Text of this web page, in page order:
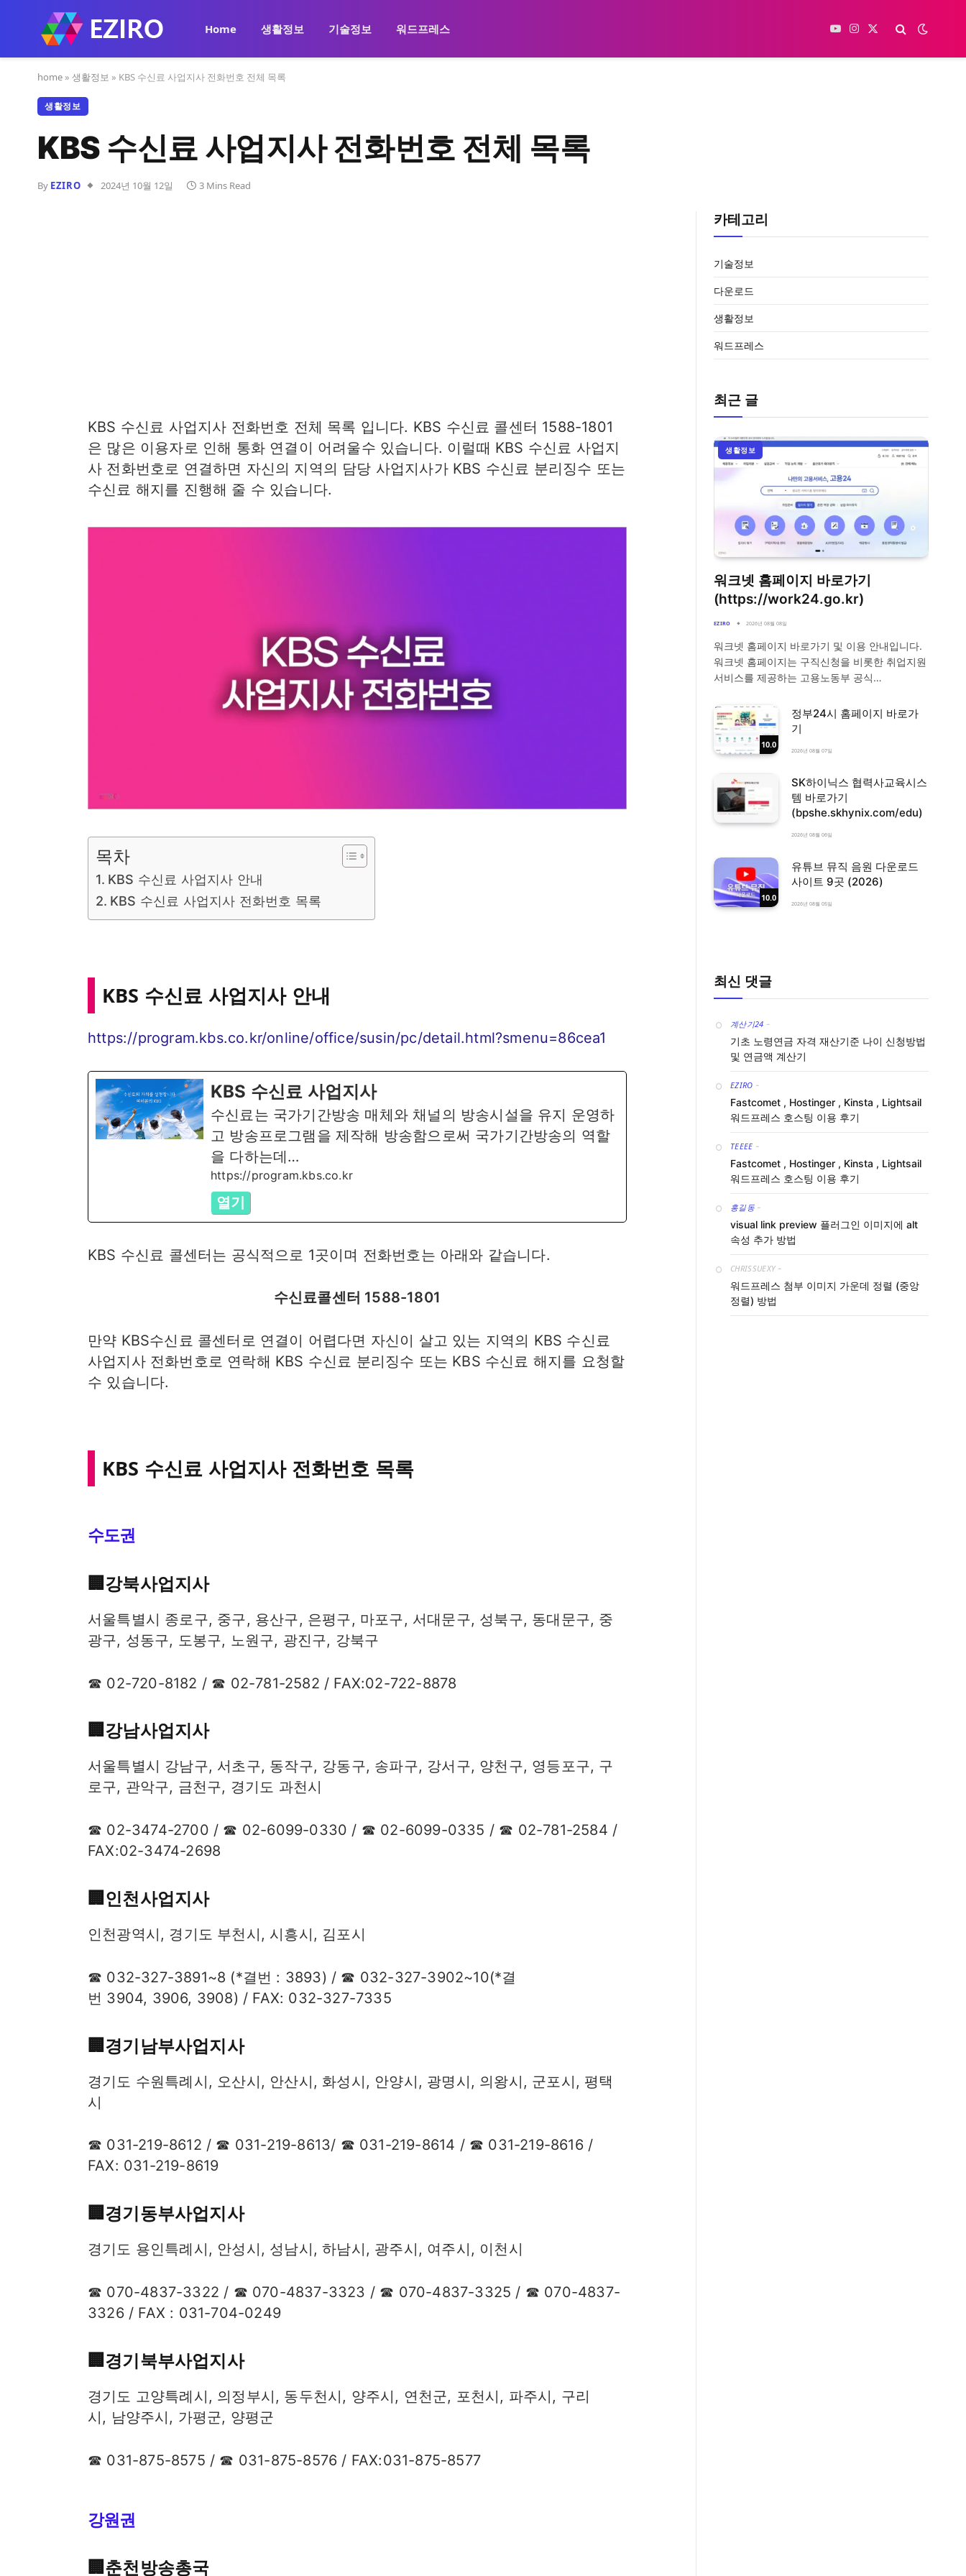
Home 생활정보 기술정보 워드프레스 YouTubeInstagram
X
home » 생활정보 » KBS 수신료 사업지사 전화번호 전체 목록
생활정보
KBS 수신료 사업지사 전화번호 전체 목록
By EZIRO 2024년 10월 12일 3 Mins Read
KBS 수신료 사업지사 전화번호 전체 목록 입니다. KBS 수신료 콜센터 1588-1801
은 많은 이용자로 인해 통화 연결이 어려울수 있습니다. 이럴때 KBS 수신료 사업지
사 전화번호로 연결하면 자신의 지역의 담당 사업지사가 KBS 수신료 분리징수 또는
수신료 해지를 진행해 줄 수 있습니다.
목차
KBS 수신료 사업지사 안내
KBS 수신료 사업지사 전화번호 목록
KBS 수신료 사업지사 안내
https://program.kbs.co.kr/online/office/susin/pc/detail.html?smenu=86cea1
KBS 수신료 사업지사
수신료는 국가기간방송 매체와 채널의 방송시설을 유지 운영하
고 방송프로그램을 제작해 방송함으로써 국가기간방송의 역할
을 다하는데…
https://program.kbs.co.kr
열기
KBS 수신료 콜센터는 공식적으로 1곳이며 전화번호는 아래와 같습니다.
수신료콜센터 1588-1801
만약 KBS수신료 콜센터로 연결이 어렵다면 자신이 살고 있는 지역의 KBS 수신료
사업지사 전화번호로 연락해 KBS 수신료 분리징수 또는 KBS 수신료 해지를 요청할
수 있습니다.
KBS 수신료 사업지사 전화번호 목록
수도권
🏢​강북사업지사
서울특별시 종로구, 중구, 용산구, 은평구, 마포구, 서대문구, 성북구, 동대문구, 중
광구, 성동구, 도봉구, 노원구, 광진구, 강북구
☎ 02-720-8182 / ☎ 02-781-2582 / FAX:02-722-8878
🏢​강남사업지사
서울특별시 강남구, 서초구, 동작구, 강동구, 송파구, 강서구, 양천구, 영등포구, 구
로구, 관악구, 금천구, 경기도 과천시
☎ 02-3474-2700 / ☎ 02-6099-0330 / ☎ 02-6099-0335 / ☎ 02-781-2584 /
FAX:02-3474-2698
🏢​인천사업지사
인천광역시, 경기도 부천시, 시흥시, 김포시
☎ 032-327-3891~8 (*결번 : 3893) / ☎ 032-327-3902~10(*결
번 3904, 3906, 3908) / FAX: 032-327-7335
🏢​경기남부사업지사
경기도 수원특례시, 오산시, 안산시, 화성시, 안양시, 광명시, 의왕시, 군포시, 평택
시
☎ 031-219-8612 / ☎ 031-219-8613/ ☎ 031-219-8614 / ☎ 031-219-8616 /
FAX: 031-219-8619
🏢​경기동부사업지사
경기도 용인특례시, 안성시, 성남시, 하남시, 광주시, 여주시, 이천시
☎ 070-4837-3322 / ☎ 070-4837-3323 / ☎ 070-4837-3325 / ☎ 070-4837-
3326 / FAX : 031-704-0249
🏢​경기북부사업지사
경기도 고양특례시, 의정부시, 동두천시, 양주시, 연천군, 포천시, 파주시, 구리
시, 남양주시, 가평군, 양평군
☎ 031-875-8575 / ☎ 031-875-8576 / FAX:031-875-8577
강원권
🏢​춘천방송총국
카테고리
기술정보
다운로드
생활정보
워드프레스
최근 글
생활정보
워크넷 홈페이지 바로가기
(https://work24.go.kr)
EZIRO 2026년 08월 08일
워크넷 홈페이지 바로가기 및 이용 안내입니다.
워크넷 홈페이지는 구직신청을 비롯한 취업지원
서비스를 제공하는 고용노동부 공식…
10.0
정부24시 홈페이지 바로가
기
2026년 08월 07일
SK하이닉스 협력사교육시스
템 바로가기
(bpshe.skhynix.com/edu)
2026년 08월 06일
10.0
유튜브 뮤직 음원 다운로드
사이트 9곳 (2026)
2026년 08월 05일
최신 댓글
계산기24 -
기초 노령연금 자격 재산기준 나이 신청방법
및 연금액 계산기
EZIRO -
Fastcomet , Hostinger , Kinsta , Lightsail
워드프레스 호스팅 이용 후기
TEEEE -
Fastcomet , Hostinger , Kinsta , Lightsail
워드프레스 호스팅 이용 후기
홍길동 -
visual link preview 플러그인 이미지에 alt
속성 추가 방법
CHRISSUEXY -
워드프레스 첨부 이미지 가운데 정렬 (중앙
정렬) 방법